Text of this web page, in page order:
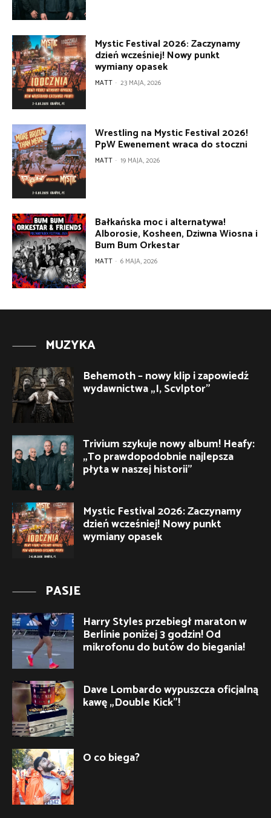
Mystic Festival 2026: Zaczynamy
dzień wcześniej! Nowy punkt
wymiany opasek
MATT - 23 MAJA, 2026
Wrestling na Mystic Festival 2026!
PpW Ewenement wraca do stoczni
MATT - 19 MAJA, 2026
Bałkańska moc i alternatywa!
Alborosie, Kosheen, Dziwna Wiosna i
Bum Bum Orkestar
MATT - 6 MAJA, 2026
MUZYKA
Behemoth – nowy klip i zapowiedź
wydawnictwa „I, Scvlptor”
Trivium szykuje nowy album! Heafy:
„To prawdopodobnie najlepsza
płyta w naszej historii”
Mystic Festival 2026: Zaczynamy
dzień wcześniej! Nowy punkt
wymiany opasek
PASJE
Harry Styles przebiegł maraton w
Berlinie poniżej 3 godzin! Od
mikrofonu do butów do biegania!
Dave Lombardo wypuszcza oficjalną
kawę „Double Kick”!
O co biega?